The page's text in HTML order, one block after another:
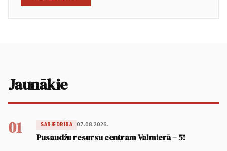
Jaunākie
01 SABIEDRĪBA 07.08.2026.
Pusaudžu resursu centram Valmierā – 5!